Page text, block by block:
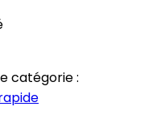
catégorie :